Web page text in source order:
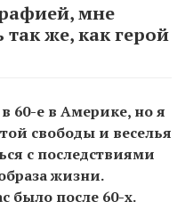
мне
так же, как герой
60-е в Америке, но я
свободы и веселья
с последствиями
жизни.
было после 60-х.